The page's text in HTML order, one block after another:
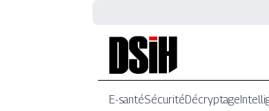
E-santéSécuritéDécryptage